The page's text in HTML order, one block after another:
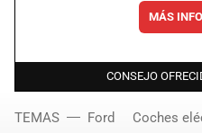
MÁS
CONSEJO
TEMAS Ford Coches